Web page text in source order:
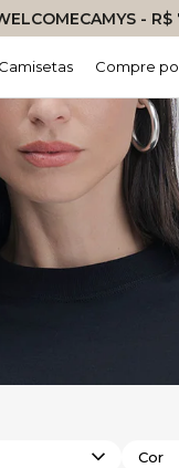
-
Camisetas Compre
Cor